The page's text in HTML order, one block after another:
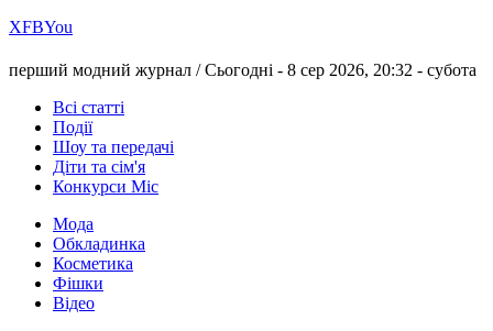
ХFBYou
перший модний журнал /Сьогодні - 8 сер 2026, 20:32 - субота
Всі статті
Події
Шоу та передачі
Діти та сім'я
Конкурси Міс
Мода
Обкладинка
Косметика
Фішки
Відео